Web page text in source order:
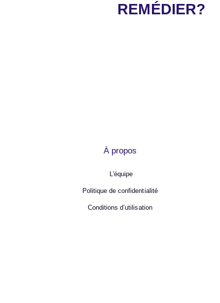
REMÉDIER?
À propos
L'équipe
Politique de confidentialité
Conditions d’utilisation